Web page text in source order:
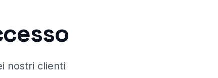
nostri clienti